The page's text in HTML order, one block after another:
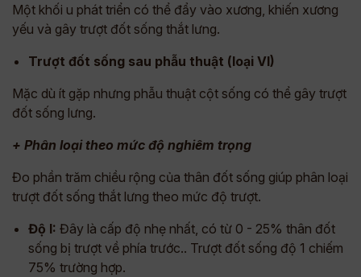
Một khối u phát triển có thể đẩy vào xương, khiến xương
yếu và gây trượt đốt sống thắt lưng.
Trượt đốt sống sau phẫu thuật (loại VI)
Mặc dù ít gặp nhưng phẫu thuật cột sống có thể gây trượt
đốt sống lưng.
+ Phân loại theo mức độ nghiêm trọng
Đo phần trăm chiều rộng của thân đốt sống giúp phân loại
trượt đốt sống thắt lưng theo mức độ trượt.
Độ I: Đây là cấp độ nhẹ nhất, có từ 0 - 25% thân đốt
sống bị trượt về phía trước.. Trượt đốt sống độ 1 chiếm
75% trường hợp.